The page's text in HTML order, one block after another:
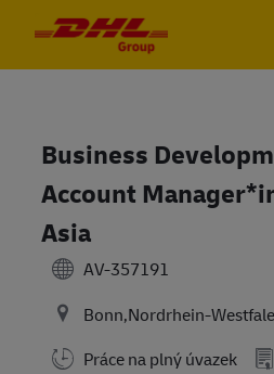
Business
Account
Asia
AV-357191
Bonn,Nordrhein-
Práce na plný úvazek